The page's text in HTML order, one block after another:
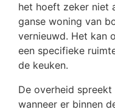
het hoeft zeker niet
ganse woning van
vernieuwd. Het kan
een specifieke
de keuken.
De overheid
wanneer er binnen